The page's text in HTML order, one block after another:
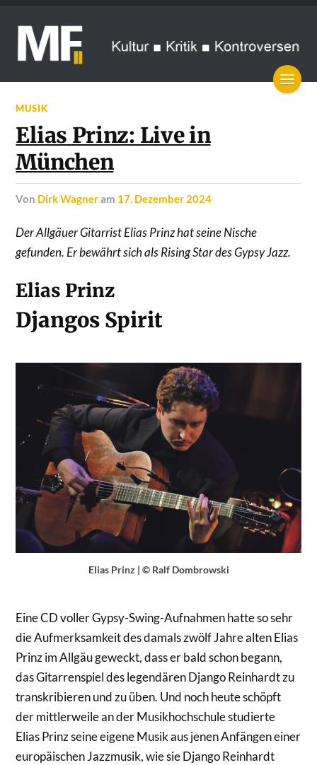
MUSIK
Elias Prinz: Live in
München
von Dirk Wagneram 17. Dezember 2024
Der Allgäuer Gitarrist Elias Prinz hat seine Nische
gefunden. Er bewährt sich als Rising Star des Gypsy Jazz.
Elias Prinz
Djangos Spirit
Elias Prinz | © Ralf Dombrowski
Eine CD voller Gypsy-Swing-Aufnahmen hatte so sehr
die Aufmerksamkeit des damals zwölf Jahre alten Elias
Prinz im Allgäu geweckt, dass er bald schon begann,
das Gitarrenspiel des legendären Django Reinhardt zu
transkribieren und zu üben. Und noch heute schöpft
der mittlerweile an der Musikhochschule studierte
Elias Prinz seine eigene Musik aus jenen Anfängen einer
europäischen Jazzmusik, wie sie Django Reinhardt